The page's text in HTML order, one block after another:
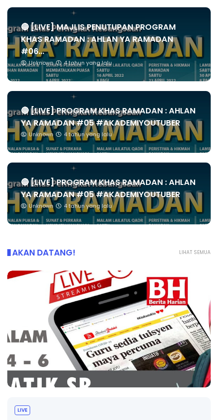
🔴 [LIVE] MAJLIS PENUTUPAN PROGRAM
KHAS RAMADAN : AHLAN YA RAMADAN
#06...
Unknown 4 tahun yang lalu
🔴 [LIVE] PROGRAM KHAS RAMADAN : AHLAN
YA RAMADAN #05 #AKADEMIYOUTUBER
Unknown 4 tahun yang lalu
🔴 [LIVE] PROGRAM KHAS RAMADAN : AHLAN
YA RAMADAN #05 #AKADEMIYOUTUBER
Unknown 4 tahun yang lalu
LIHAT SEMUA
AKAN DATANG!
Sejarah Tingkatan 4